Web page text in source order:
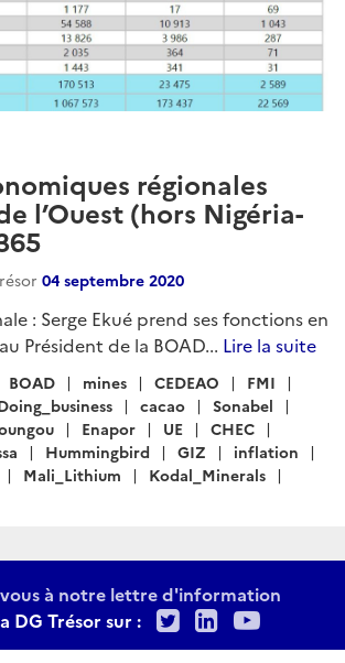
régionales
l’Ouest (hors Nigéria-
04 septembre 2020
: Serge Ekué prend ses fonctions en
Président de la BOAD... Lire la suite
BOAD mines CEDEAO
FMI
cacao
Sonabel
Enapor UE
CHEC
Hummingbird GIZ
inflation
Mali_Lithium
Kodal_Minerals
à notre lettre d'information
DG Trésor sur :
TwitterLinkedIn